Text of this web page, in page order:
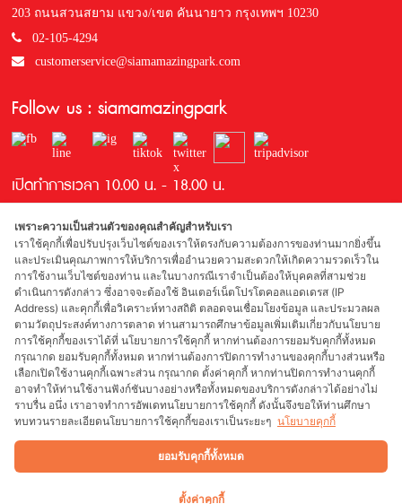
203 ถนนสวนสยาม แขวง/เขต คันนายาว กรุงเทพฯ 10230
02-105-4294
customerservice@siamamazingpark.com
Follow us : siamamazingpark
เปิดทำการเวลา 10.00 น. - 18.00 น.
รางวัลที่ได้รับ
ผู้สนับสนุน
designed by Spikebrand. Web developed by
เพราะความเป็นส่วนตัวของคุณสำคัญสำหรับเรา
เราใช้คุกกี้เพื่อปรับปรุงเว็บไซต์ของเราให้ตรงกับความต้องการของท่านมากยิ่งขึ้น
และประเมินคุณภาพการให้บริการเพื่ออำนวยความสะดวกให้เกิดความรวดเร็วใน
การใช้งานเว็บไซต์ของท่าน และในบางกรณีเราจำเป็นต้องให้บุคคลที่สามช่วย
ดำเนินการดังกล่าว ซึ่งอาจจะต้องใช้ อินเตอร์เน็ตโปรโตคอลแอดเดรส (IP
Address) และคุกกี้เพื่อวิเคราะห์ทางสถิติ ตลอดจนเชื่อมโยงข้อมูล และประมวลผล
ตามวัตถุประสงค์ทางการตลาด ท่านสามารถศึกษาข้อมูลเพิ่มเติมเกี่ยวกับนโยบาย
การใช้คุกกี้ของเราได้ที่ นโยบายการใช้คุกกี้ หากท่านต้องการยอมรับคุกกี้ทั้งหมด
กรุณากด ยอมรับคุกกี้ทั้งหมด หากท่านต้องการปิดการทำงานของคุกกี้บางส่วนหรือ
เลือกเปิดใช้งานคุกกี้เฉพาะส่วน กรุณากด ตั้งค่าคุกกี้ หากท่านปิดการทำงานคุกกี้
อาจทำให้ท่านใช้งานฟังก์ชันบางอย่างหรือทั้งหมดของบริการดังกล่าวได้อย่างไม่
ราบรื่น อนึ่ง เราอาจทำการอัพเดทนโยบายการใช้คุกกี้ ดังนั้นจึงขอให้ท่านศึกษา
ทบทวนรายละเอียดนโยบายการใช้คุกกี้ของเราเป็นระยะๆ นโยบายคุกกี้
ยอมรับคุกกี้ทั้งหมด
ตั้งค่าคุกกี้